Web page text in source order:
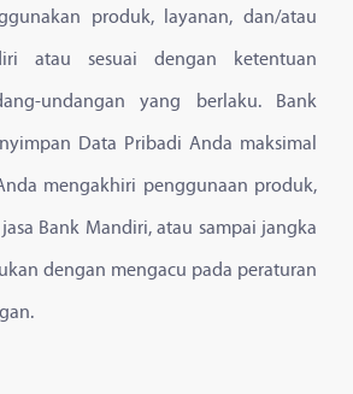
produk, layanan, dan/atau
atau sesuai dengan ketentuan
undangan yang berlaku. Bank
Data Pribadi Anda maksimal
mengakhiri penggunaan produk,
Bank Mandiri, atau sampai jangka
dengan mengacu pada peraturan